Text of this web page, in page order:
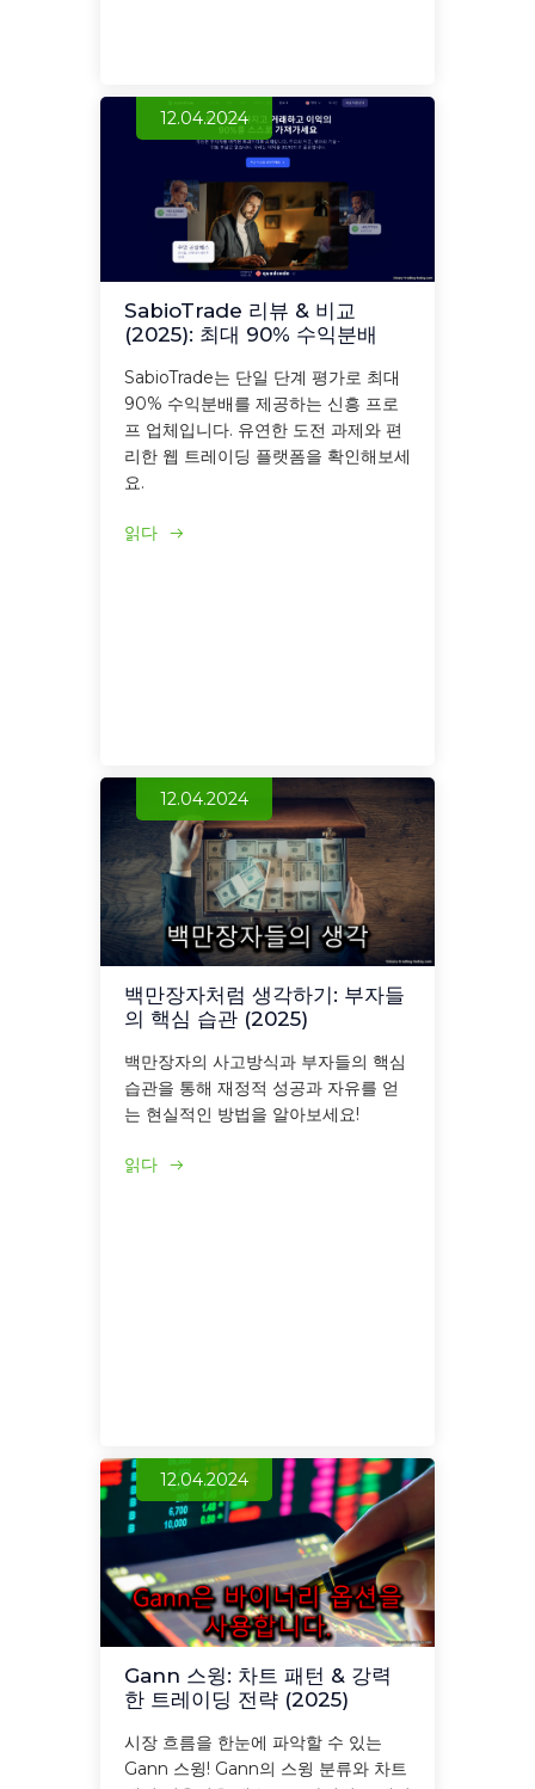
12.04.2024
SabioTrade 리뷰 & 비교
(2025): 최대 90% 수익분배
SabioTrade는 단일 단계 평가로 최대
90% 수익분배를 제공하는 신흥 프로
프 업체입니다. 유연한 도전 과제와 편
리한 웹 트레이딩 플랫폼을 확인해보세
요.
읽다
12.04.2024
백만장자처럼 생각하기: 부자들
의 핵심 습관 (2025)
백만장자의 사고방식과 부자들의 핵심
습관을 통해 재정적 성공과 자유를 얻
는 현실적인 방법을 알아보세요!
읽다
12.04.2024
Gann 스윙: 차트 패턴 & 강력
한 트레이딩 전략 (2025)
시장 흐름을 한눈에 파악할 수 있는
Gann 스윙! Gann의 스윙 분류와 차트